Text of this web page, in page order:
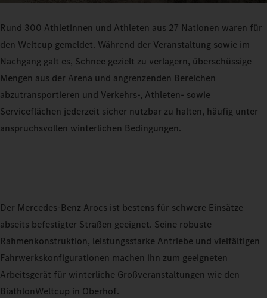
Rund 300 Athletinnen und Athleten aus 27 Nationen waren für
den Weltcup gemeldet. Während der Veranstaltung sowie im
Nachgang galt es, Schnee gezielt zu verlagern, überschüssige
Mengen aus der Arena und angrenzenden Bereichen
abzutransportieren und Verkehrs-, Athleten- sowie
Serviceflächen jederzeit sicher nutzbar zu halten, häufig unter
anspruchsvollen winterlichen Bedingungen.
Der Mercedes‑Benz Arocs ist bestens für schwere Einsätze
abseits befestigter Straßen geeignet. Seine robuste
Rahmenkonstruktion, leistungsstarke Antriebe und vielfältigen
Fahrwerkskonfigurationen machen ihn zum geeigneten
Arbeitsgerät für winterliche Großveranstaltungen wie den
BiathlonWeltcup in Oberhof.